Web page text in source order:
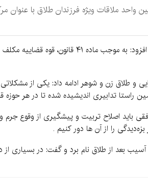
ملاقات ویژه فرزندان طلاق با عنوان
به گزارش روز پنجشنبه کرمان نو یدالله موحد
و طلاق زن و شوهر ادامه داد: یکی از مشکلاتی
تدابیری اندیشیده شده تا در هر حوزه
اصلاح تربیت و پیشگیری از وقوع جرم و
را از آن ها دور کنیم .
از طلاق نام برد و گفت: در بسیاری از